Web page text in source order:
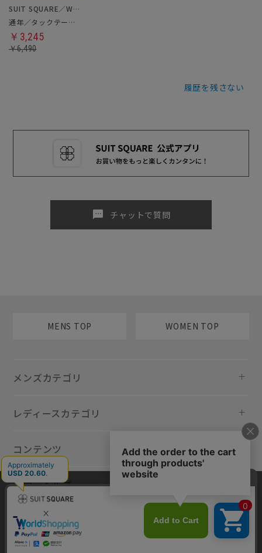
SUIT SQUARE／WHITE
通年／タックテーパードパンツ
￥3,245
￥6,490
履歴を残さない
sms チャットで質問
MENS TOP WOMEN TOP
メンズカテゴリ
レディースカテゴリ
コンテンツ
規約・ヘルプ
当サイトでは利用体験の向上およびコンテンツの最適な提供、トラフィ
ックの分析を目的としてCookieを使用しています。サイトの閲覧を継続
された場合、Cookieの利用に同意したものといたします。詳細について
はプライバシーポリシー をご確認ください。